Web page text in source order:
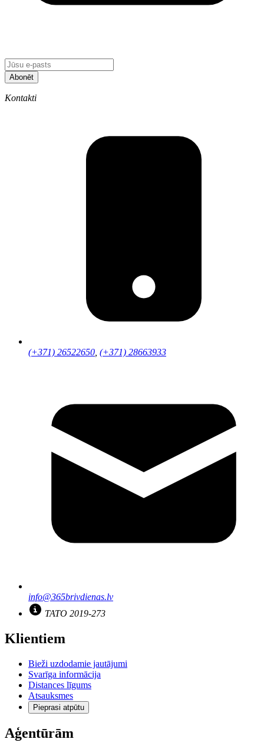
Abonēt
Kontakti
(+371) 26522650 (+371) 28663933
info@365brivdienas.lv
TATO 2019-273
Klientiem
Bieži uzdodamie jautājumi
Svarīga informācija
Distances līgums
Atsauksmes
Pieprasi atpūtu
Aģentūrām